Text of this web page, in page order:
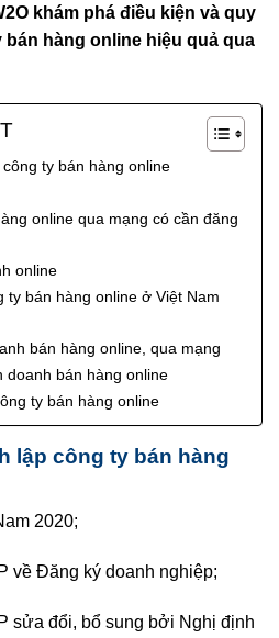
khám phá điều kiện và quy
hàng online hiệu quả qua
ty bán hàng online
online qua mạng có cần đăng
online
ty bán hàng online ở Việt Nam
bán hàng online, qua mạng
doanh bán hàng online
ty bán hàng online
lập công ty bán hàng
2020;
về Đăng ký doanh nghiệp;
sửa đổi, bổ sung bởi Nghị định